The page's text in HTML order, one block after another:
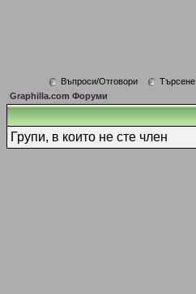
Въпроси/Отговори Търсене
Graphilla.com Форуми
Групи, в които не сте член